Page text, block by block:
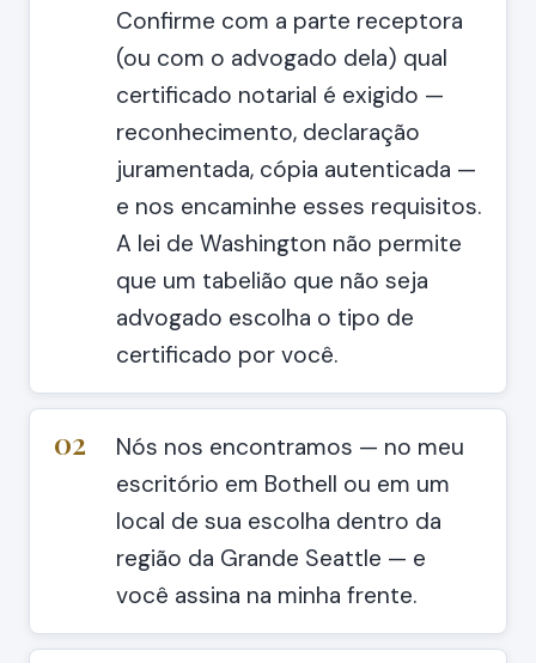
Confirme com a parte receptora
(ou com o advogado dela) qual
certificado notarial é exigido —
reconhecimento, declaração
juramentada, cópia autenticada —
e nos encaminhe esses requisitos.
A lei de Washington não permite
que um tabelião que não seja
advogado escolha o tipo de
certificado por você.
02
Nós nos encontramos — no meu
escritório em Bothell ou em um
local de sua escolha dentro da
região da Grande Seattle — e
você assina na minha frente.